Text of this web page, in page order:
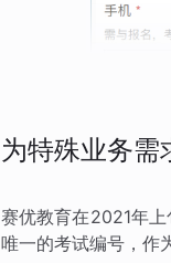
为特殊业务需
赛优教育在2021年
唯一的考试编号，作